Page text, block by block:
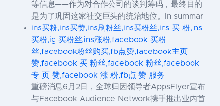
等信息——作为对合作公司的谈判筹码，最终目的
是为了巩固这家社交巨头的统治地位。In summar
ins买粉,ins买赞,ins刷粉丝,ins买粉丝,ins 买 粉,ins
买粉,ig 买粉丝,ins涨粉,facebook 买粉
丝,facebook粉丝购买,fb点赞,facebook主页
赞,facebook 买 粉丝,facebook 粉丝,facebook
专 页 赞,facebook 涨 粉,fb点 赞 服务
重磅消息6月2日，全球归因领导者AppsFlyer宣布
与Facebook Audience Network携手推出业内首